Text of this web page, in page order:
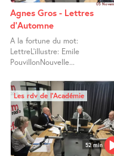
05
Agnes Gros - Lettres
d’Automne
A la fortune du mot:
LettreL’illustre: Emile
PouvillonNouvelle...
52 min
Les rdv de l’Académie